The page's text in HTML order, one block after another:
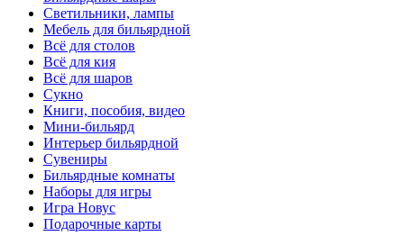
Светильники, лампы
Мебель для бильярдной
Всё для столов
Всё для кия
Всё для шаров
Сукно
Книги, пособия, видео
Мини-бильярд
Интерьер бильярдной
Сувениры
Бильярдные комнаты
Наборы для игры
Игра Новус
Подарочные карты